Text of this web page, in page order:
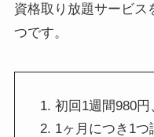
資格取り放題サービス
つです。
初回1週間980
1ヶ月につき1つ